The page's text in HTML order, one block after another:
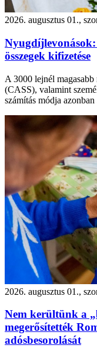
2026. augusztus 01.,
összegek kifizetése
A 3000 lejnél
(CASS), valamint
számítás módja
2026. augusztus 01.,
Nem kerültünk a
megerősítették
adósbesorolását